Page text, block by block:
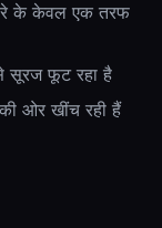
के केवल एक तरफ
सूरज फूट रहा है
ओर खींच रही हैं